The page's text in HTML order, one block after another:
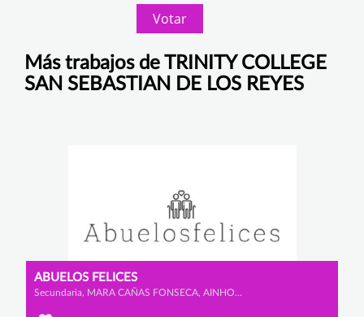
Votar
Más trabajos de TRINITY COLLEGE
SAN SEBASTIAN DE LOS REYES
ABUELOS FELICES
Secundaria, MARA CAÑAS FONSECA, AINHOA MATUTE PORRAS y LUCÍA ÁLVAREZ OSORIO